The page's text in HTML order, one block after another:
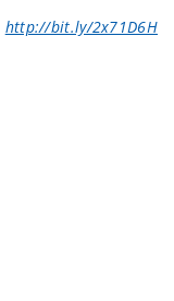
http://bit.ly/2x71D6H